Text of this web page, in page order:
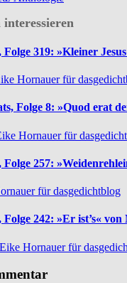
interessieren
319: »Kleiner
Hornauer für
Folge 8: »Quod erat
Hornauer für
257:
für dasgedichtblog
242: »Er ist’s«
Hornauer für